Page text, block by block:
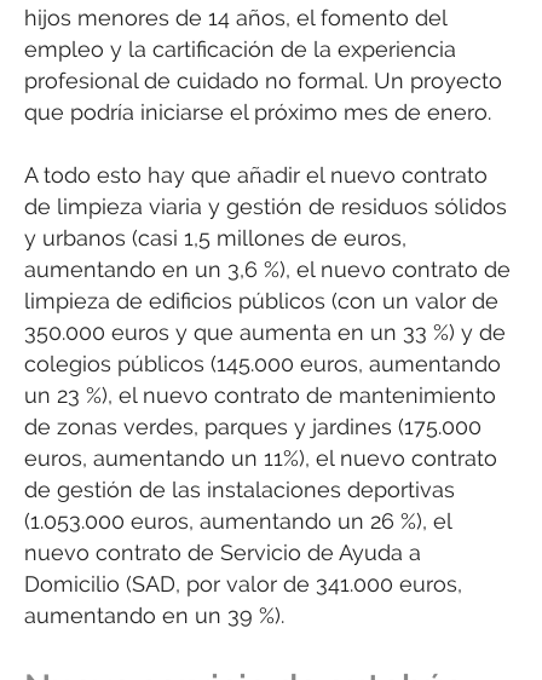
hijos menores de 14 años, el fomento del
empleo y la cartificación de la experiencia
profesional de cuidado no formal. Un proyecto
que podría iniciarse el próximo mes de enero.
A todo esto hay que añadir el nuevo contrato
de limpieza viaria y gestión de residuos sólidos
y urbanos (casi 1,5 millones de euros,
aumentando en un 3,6 %), el nuevo contrato de
limpieza de edificios públicos (con un valor de
350.000 euros y que aumenta en un 33 %) y de
colegios públicos (145.000 euros, aumentando
un 23 %), el nuevo contrato de mantenimiento
de zonas verdes, parques y jardines (175.000
euros, aumentando un 11%), el nuevo contrato
de gestión de las instalaciones deportivas
(1.053.000 euros, aumentando un 26 %), el
nuevo contrato de Servicio de Ayuda a
Domicilio (SAD, por valor de 341.000 euros,
aumentando en un 39 %).